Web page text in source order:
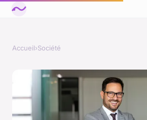
Accueil›Société